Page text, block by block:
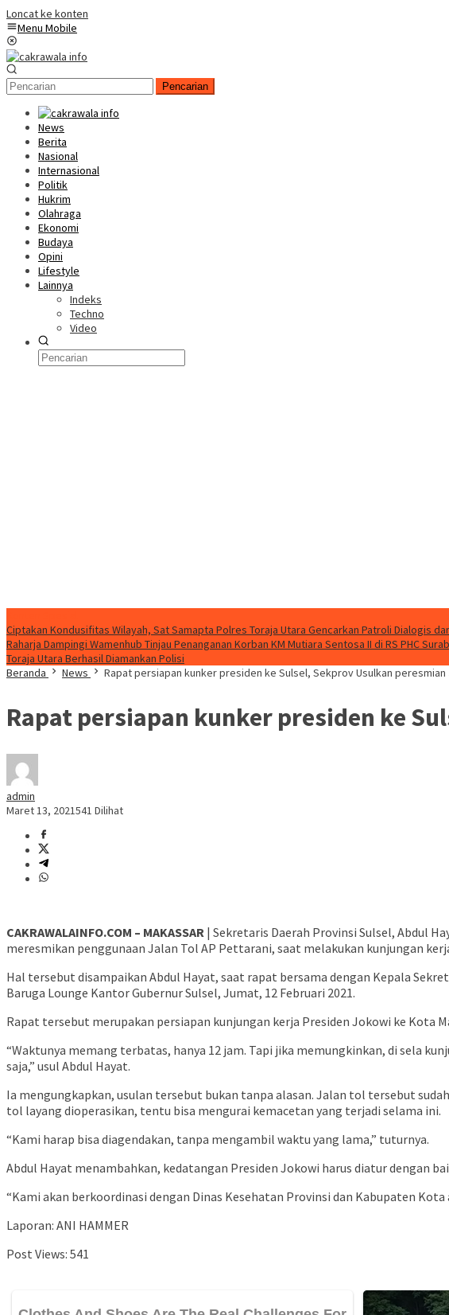
Loncat ke konten
Menu Mobile
Pencarian
News
Berita
Nasional
Internasional
Politik
Hukrim
Olahraga
Ekonomi
Budaya
Opini
Lifestyle
Lainnya
Indeks
Techno
Video
Ciptakan Kondusifitas Wilayah, Sat Samapta Polres Toraja Utara Gencarkan Patroli Dialogis
Raharja Dampingi Wamenhub Tinjau Penanganan Korban KM Mutiara Sentosa II di RS PHC
Toraja Utara Berhasil Diamankan Polisi
Beranda
News Rapat persiapan kunker presiden ke Sulsel, Sekprov Usulkan peresmian
Rapat persiapan kunker presiden ke
admin
Maret 13, 2021541 Dilihat
CAKRAWALAINFO.COM – MAKASSAR | Sekretaris Daerah Provinsi Sulsel, Abdul
meresmikan penggunaan Jalan Tol AP Pettarani, saat melakukan kunjungan
Hal tersebut disampaikan Abdul Hayat, saat rapat bersama dengan Kepala
Baruga Lounge Kantor Gubernur Sulsel, Jumat, 12 Februari 2021.
Rapat tersebut merupakan persiapan kunjungan kerja Presiden Jokowi ke Kota
“Waktunya memang terbatas, hanya 12 jam. Tapi jika memungkinkan, di sela
saja,” usul Abdul Hayat.
Ia mengungkapkan, usulan tersebut bukan tanpa alasan. Jalan tol tersebut
tol layang dioperasikan, tentu bisa mengurai kemacetan yang terjadi selama ini.
“Kami harap bisa diagendakan, tanpa mengambil waktu yang lama,” tuturnya.
Abdul Hayat menambahkan, kedatangan Presiden Jokowi harus diatur dengan
“Kami akan berkoordinasi dengan Dinas Kesehatan Provinsi dan Kabupaten
Laporan: ANI HAMMER
Post Views: 541